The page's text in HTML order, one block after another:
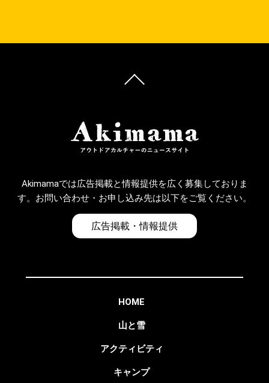
Akimamaでは広告掲載と情報提供を広く募集しておりま
す。お問い合わせ・お申し込み先は以下をご覧ください。
広告掲載・情報提供
HOME
山と雪
アクティビティ
キャンプ